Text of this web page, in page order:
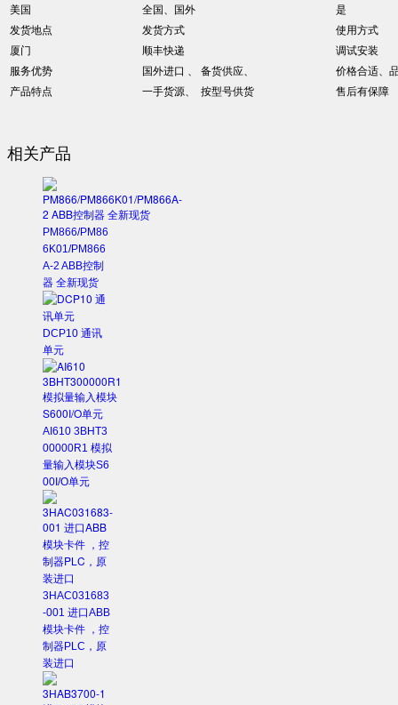
美国
全国、国外
是
发货地点
发货方式
使用方式
厦门
顺丰快递
调试安装
服务优势
国外进口 、 备货供应、
价格合适、
产品特点
一手货源、 按型号供货 售后有保障
相关产品
PM866/PM86
6K01/PM866
A-2 ABB控制
器 全新现货
DCP10 通讯
单元
AI610 3BHT3
00000R1 模拟
量输入模块S6
00I/O单元
3HAC031683
-001 进口ABB
模块卡件 ，控
制器PLC，原
装进口